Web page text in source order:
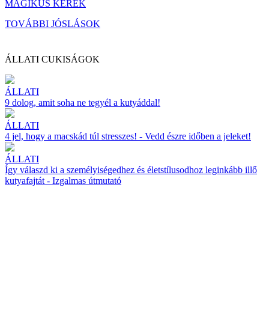
MÁGIKUS KERÉK
TOVÁBBI JÓSLÁSOK
ÁLLATI CUKISÁGOK
ÁLLATI
9 dolog, amit soha ne tegyél a kutyáddal!
ÁLLATI
4 jel, hogy a macskád túl stresszes! - Vedd észre időben a jeleket!
ÁLLATI
Így válaszd ki a személyiségedhez és életstílusodhoz leginkább illő
kutyafajtát - Izgalmas útmutató